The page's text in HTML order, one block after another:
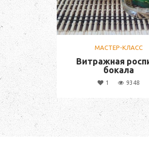
МАСТЕР-КЛАСС
Витражная
бокала
1 9348